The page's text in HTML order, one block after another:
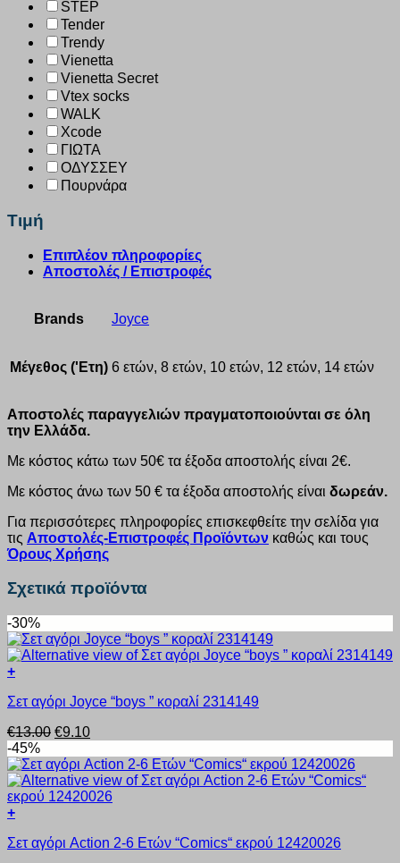
STEP
Tender
Trendy
Vienetta
Vienetta Secret
Vtex socks
WALK
Xcode
ΓΙΩΤΑ
ΟΔΥΣΣΕΥ
Πουρνάρα
Τιμή
Επιπλέον πληροφορίες
Αποστολές / Επιστροφές
Brands Joyce
Μέγεθος ('Ετη) 6 ετών, 8 ετών, 10 ετών, 12 ετών, 14 ετών
Αποστολές παραγγελιών πραγματοποιούνται σε όλη
την Ελλάδα.
Με κόστος κάτω των 50€ τα έξοδα αποστολής είναι 2€.
Με κόστος άνω των 50 € τα έξοδα αποστολής είναι δωρεάν.
Για περισσότερες πληροφορίες επισκεφθείτε την σελίδα για
τις Αποστολές-Επιστροφές Προϊόντων καθώς και τους
Όρους Χρήσης
Σχετικά προϊόντα
-30%
+
το
έχει
πολλαπλές
παραλλαγές.
Οι
επιλογές
μπορούν
επιλεγούν
Σετ αγόρι Joyce “boys ” κοραλί 2314149
€13.00 Original
was:
€13.00.
€9.10Η
τιμή
είναι:
€9.10.
-45%
+
το
Σετ αγόρι Action 2-6 Ετών “Comics“ εκρού 12420026